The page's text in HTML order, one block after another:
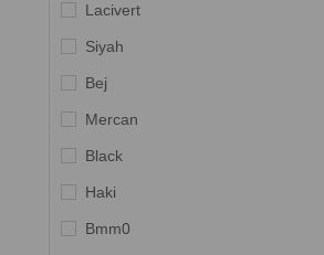
Lacivert
Siyah
Bej
Mercan
Black
Haki
Bmm0